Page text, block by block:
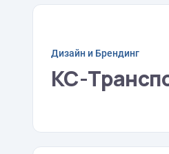
Дизайн и Брендинг
KC-